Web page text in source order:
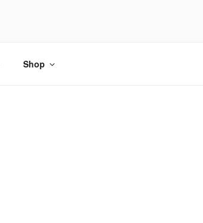
Shop